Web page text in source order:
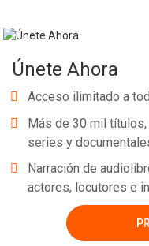
Únete Ahora
Acceso ilimitado a
Más de 30 mil
series y
Narración de
actores, locutores e